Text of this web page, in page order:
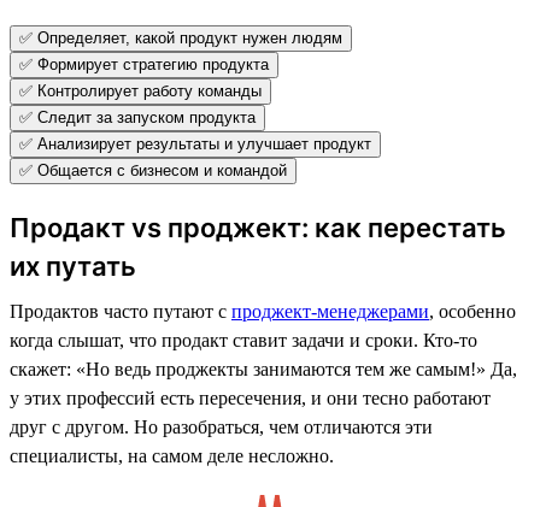
✅ Определяет, какой продукт нужен людям
✅ Формирует стратегию продукта
✅ Контролирует работу команды
✅ Следит за запуском продукта
✅ Анализирует результаты и улучшает продукт
✅ Общается с бизнесом и командой
Продакт vs проджект: как перестать
их путать
Продактов часто путают с проджект-менеджерами, особенно
когда слышат, что продакт ставит задачи и сроки. Кто-то
скажет: «Но ведь проджекты занимаются тем же самым!» Да,
у этих профессий есть пересечения, и они тесно работают
друг с другом. Но разобраться, чем отличаются эти
специалисты, на самом деле несложно.